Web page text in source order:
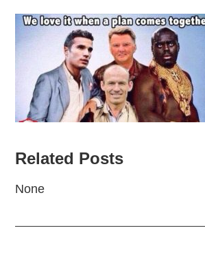
Related Posts
None